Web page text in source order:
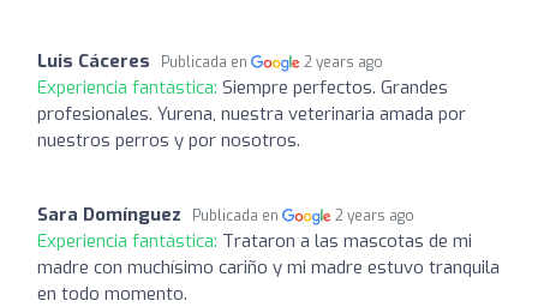
Luis Cáceres Publicada en 2 years ago
Experiencia fantástica: Siempre perfectos. Grandes
profesionales. Yurena, nuestra veterinaria amada por
nuestros perros y por nosotros.
Sara Domínguez Publicada en 2 years ago
Experiencia fantástica: Trataron a las mascotas de mi
madre con muchísimo cariño y mi madre estuvo tranquila
en todo momento.